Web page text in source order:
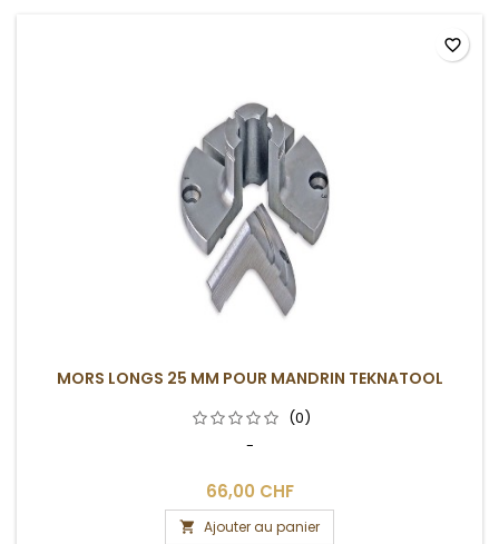
MORS LONGS 25 MM POUR MANDRIN TEKNATOOL
(0)
-
66,00 CHF
 Ajouter au panier
favorite_border